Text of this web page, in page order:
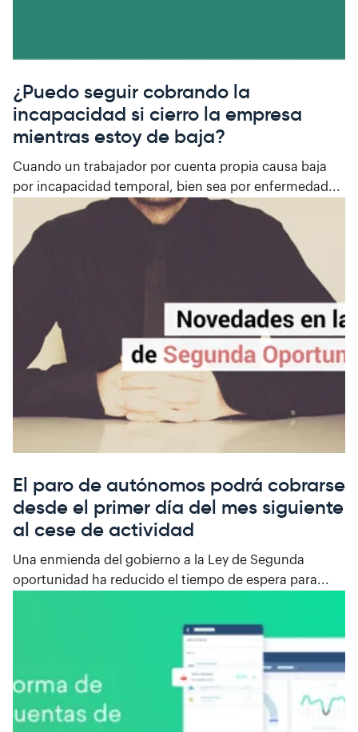
¿Puedo seguir cobrando la
incapacidad si cierro la empresa
mientras estoy de baja?
Cuando un trabajador por cuenta propia causa baja
por incapacidad temporal, bien sea por enfermedad...
El paro de autónomos podrá cobrarse
desde el primer día del mes siguiente
al cese de actividad
Una enmienda del gobierno a la Ley de Segunda
oportunidad ha reducido el tiempo de espera para...